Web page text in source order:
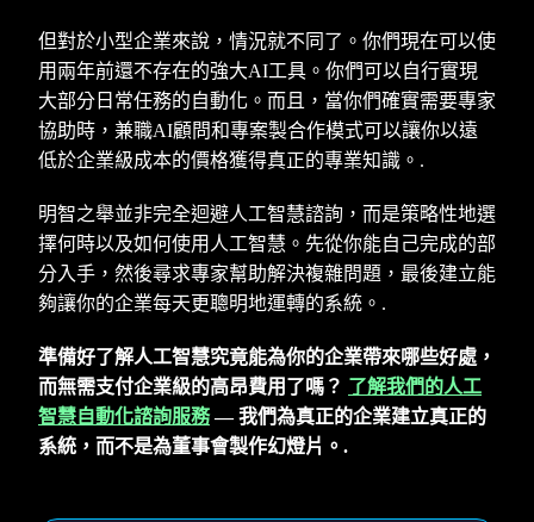
但對於小型企業來說，情況就不同了。你們現在可以使
用兩年前還不存在的強大AI工具。你們可以自行實現
大部分日常任務的自動化。而且，當你們確實需要專家
協助時，兼職AI顧問和專案製合作模式可以讓你以遠
低於企業級成本的價格獲得真正的專業知識。.
明智之舉並非完全迴避人工智慧諮詢，而是策略性地選
擇何時以及如何使用人工智慧。先從你能自己完成的部
分入手，然後尋求專家幫助解決複雜問題，最後建立能
夠讓你的企業每天更聰明地運轉的系統。.
準備好了解人工智慧究竟能為你的企業帶來哪些好處，
而無需支付企業級的高昂費用了嗎？ 了解我們的人工
智慧自動化諮詢服務— 我們為真正的企業建立真正的
系統，而不是為董事會製作幻燈片。.